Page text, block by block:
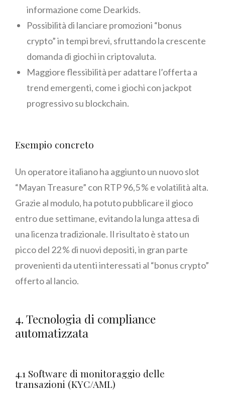
informazione come Dearkids.
Possibilità di lanciare promozioni “bonus
crypto” in tempi brevi, sfruttando la crescente
domanda di giochi in criptovaluta.
Maggiore flessibilità per adattare l’offerta a
trend emergenti, come i giochi con jackpot
progressivo su blockchain.
Esempio concreto
Un operatore italiano ha aggiunto un nuovo slot
“Mayan Treasure” con RTP 96,5 % e volatilità alta.
Grazie al modulo, ha potuto pubblicare il gioco
entro due settimane, evitando la lunga attesa di
una licenza tradizionale. Il risultato è stato un
picco del 22 % di nuovi depositi, in gran parte
provenienti da utenti interessati al “bonus crypto”
offerto al lancio.
4. Tecnologia di compliance
automatizzata
4.1 Software di monitoraggio delle
transazioni (KYC/AML)